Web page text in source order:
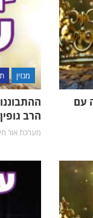
עם
מגזין
הרב גופין
מערכת אור